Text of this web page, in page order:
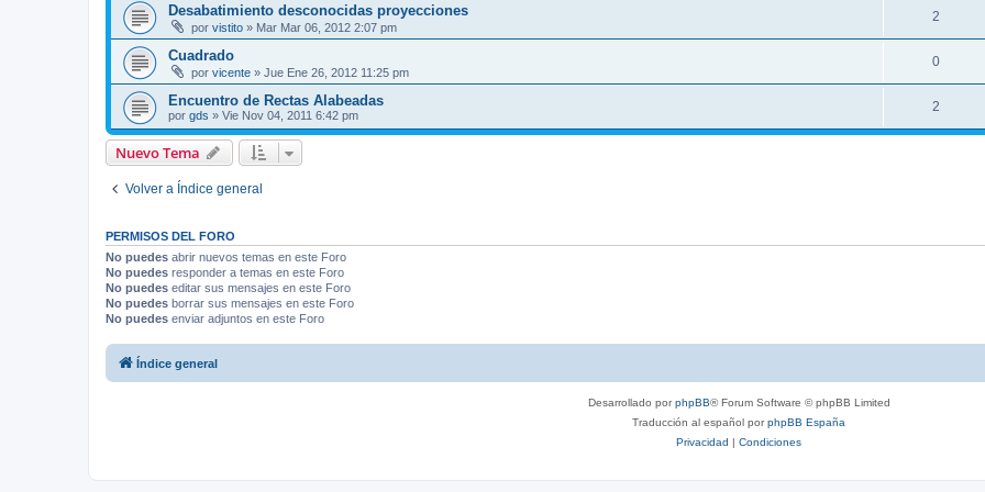
Desabatimiento desconocidas proyecciones
por vistito » Mar Mar 06, 2012 2:07 pm
2
Cuadrado
por vicente » Jue Ene 26, 2012 11:25 pm
0
Encuentro de Rectas Alabeadas
por gds » Vie Nov 04, 2011 6:42 pm
2
Nuevo Tema
Volver a Índice general
PERMISOS DEL FORO
No puedes abrir nuevos temas en este Foro
No puedes responder a temas en este Foro
No puedes editar sus mensajes en este Foro
No puedes borrar sus mensajes en este Foro
No puedes enviar adjuntos en este Foro
Índice general
Desarrollado porphpBB® Forum Software © phpBB Limited
Traducción al español porphpBB España
Privacidad | Condiciones